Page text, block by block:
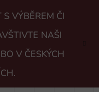
S VÝBĚREM ČI
NAŠI
V ČESKÝCH